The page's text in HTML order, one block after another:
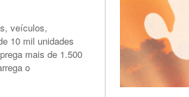
veículos,
10 mil unidades
mais de 1.500
o